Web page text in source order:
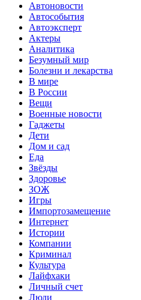
Автоновости
Автособытия
Автоэксперт
Актеры
Аналитика
Безумный мир
Болезни и лекарства
В мире
В России
Вещи
Военные новости
Гаджеты
Дети
Дом и сад
Еда
Звёзды
Здоровье
ЗОЖ
Игры
Импортозамещение
Интернет
Истории
Компании
Криминал
Культура
Лайфхаки
Личный счет
Люди